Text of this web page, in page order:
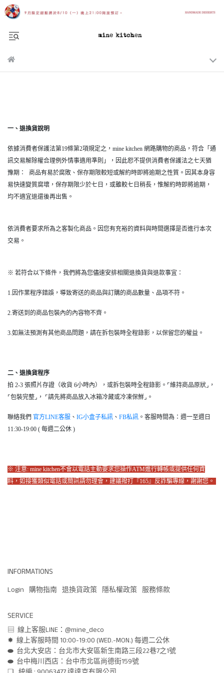
一、退換貨說明
依據消費者保護法第19條第2項規定之，mine kitchen 網路購物的商品，符合「通
訊交易解除權合理例外情事適用準則」，因此恕不提供消費者保護法之七天猶
豫期： 商品有易於腐敗、保存期限較短或解約時即將逾期之性質。因其本身容
易快速變質腐壞，保存期限少於七日，或雖較七日稍長，惟解約時即將逾期，
均不適宜退還後再出售。
依消費者要求所為之客製化商品。因您有充裕的資料與時間選擇是否進行本次
交易。
※ 若符合以下條件，我們將為您儘速安排相關退換貨與退款事宜：
1.因作業程序錯誤，導致寄送的商品與訂購的商品數量、品項不符。
2.寄送到的商品包裝內的內容物不齊。
3.如無法預測有其他商品問題，請在拆包裝時全程錄影，以保留您的權益。
二、退換貨程序
拍 2-3 張照片存證（收貨 6小時內），或拆包裝時全程錄影。⌜維持商品原狀⌟，
⌜包裝完整⌟， ⌜請先將商品放入冰箱冷藏或冷凍保鮮⌟。
聯絡我們 官方LINE客服 、 IG小盒子私訊 、 FB私訊 。客服時間為：週一至週日
11:30-19:00 ( 每週二公休 )
※ 注意: mine kitchen不會以電話主動要求您操作ATM進行轉帳或提供任何資
料，如接獲類似電話或簡訊請勿理會，建議撥打『165』反詐騙專線，謝謝您。
INFORMATIONS
Login 購物指南 退換貨政策 隱私權政策 服務條款
SERVICE
▤  線上客服LINE：@mine_deco
✸  線上客服時間 10:00-19:00 (WED.-MON.) 每週二公休
⬬  台北大安店：台北市大安區新生南路三段22巷7之1號
⬬  台中梅川西店：台中市北區尚德街159號